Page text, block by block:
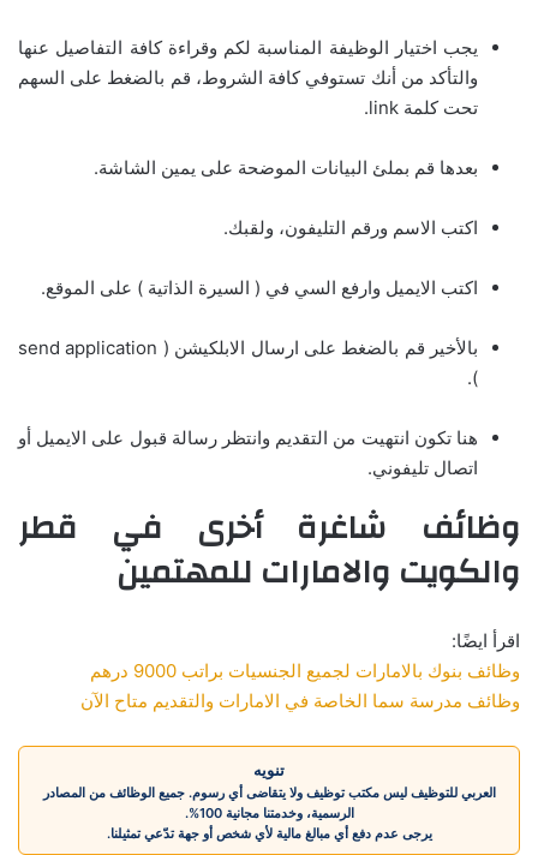
يجب اختيار الوظيفة المناسبة لكم وقراءة كافة التفاصيل عنها
والتأكد من أنك تستوفي كافة الشروط، قم بالضغط على السهم
تحت كلمة link.
بعدها قم بملئ البيانات الموضحة على يمين الشاشة.
اكتب الاسم ورقم التليفون، ولقبك.
اكتب الايميل وارفع السي في ( السيرة الذاتية ) على الموقع.
بالأخير قم بالضغط على ارسال الابلكيشن ( send application
).
هنا تكون انتهيت من التقديم وانتظر رسالة قبول على الايميل أو
اتصال تليفوني.
وظائف شاغرة أخرى في قطر
والكويت والامارات للمهتمين
اقرأ ايضًا:
وظائف بنوك بالامارات لجميع الجنسيات براتب 9000 درهم
وظائف مدرسة سما الخاصة في الامارات والتقديم متاح الآن
تنويه
العربي للتوظيف ليس مكتب توظيف ولا يتقاضى أي رسوم. جميع الوظائف من المصادر
الرسمية، وخدمتنا مجانية 100%.
يرجى عدم دفع أي مبالغ مالية لأي شخص أو جهة تدّعي تمثيلنا.